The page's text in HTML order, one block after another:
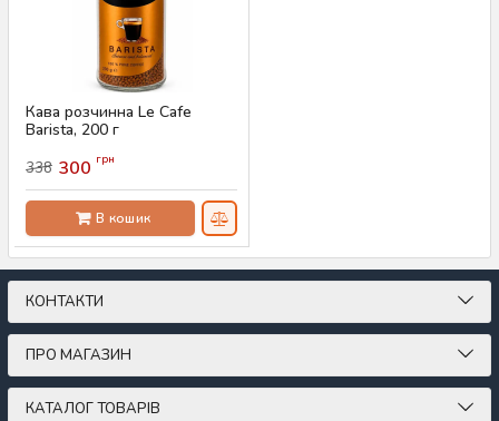
Кава розчинна Le Cafe
Barista, 200 г
338 300 грн
В кошик
КОНТАКТИ
ПРО МАГАЗИН
КАТАЛОГ ТОВАРІВ